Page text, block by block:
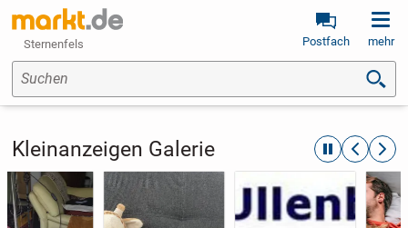
Sternenfels Postfach mehr
Suchen
Kleinanzeigen Galerie automatische